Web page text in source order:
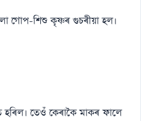
গােপ-শিশু কৃষ্ণৰ গুচৰীয়া হল।
তেওঁ কেৰাকৈ মাকৰ ফালে